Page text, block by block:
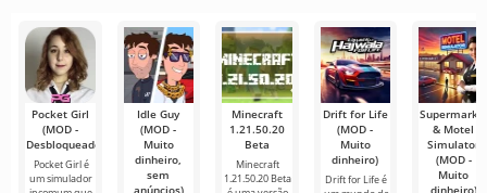
para edição de
vídeo,
garantindo um
programas de
TV em
até
outros
usuários ou
encontrar
Pocket Girl
(MOD -
Desbloqueado)
Pocket Girl é
um simulador
Idle Guy
(MOD -
Muito
dinheiro,
sem
anúncios)
Minecraft
1.21.50.20
Beta
Minecraft
1.21.50.20 Beta
Drift for Life
(MOD -
Muito
dinheiro)
Drift for Life é
& Motel
Simulator
(MOD -
Muito
dinheiro)